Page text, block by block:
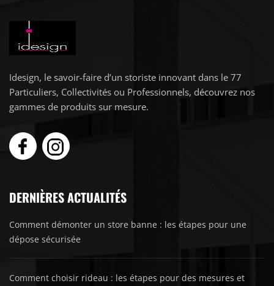
Idesign, le savoir-faire d’un storiste innovant dans le 77
Particuliers, Collectivités ou Professionnels, découvrez nos
gammes de produits sur mesure.
DERNIÈRES ACTUALITÉS
Comment démonter un store banne : les étapes pour une
dépose sécurisée
Comment choisir rideau : les étapes pour des mesures et